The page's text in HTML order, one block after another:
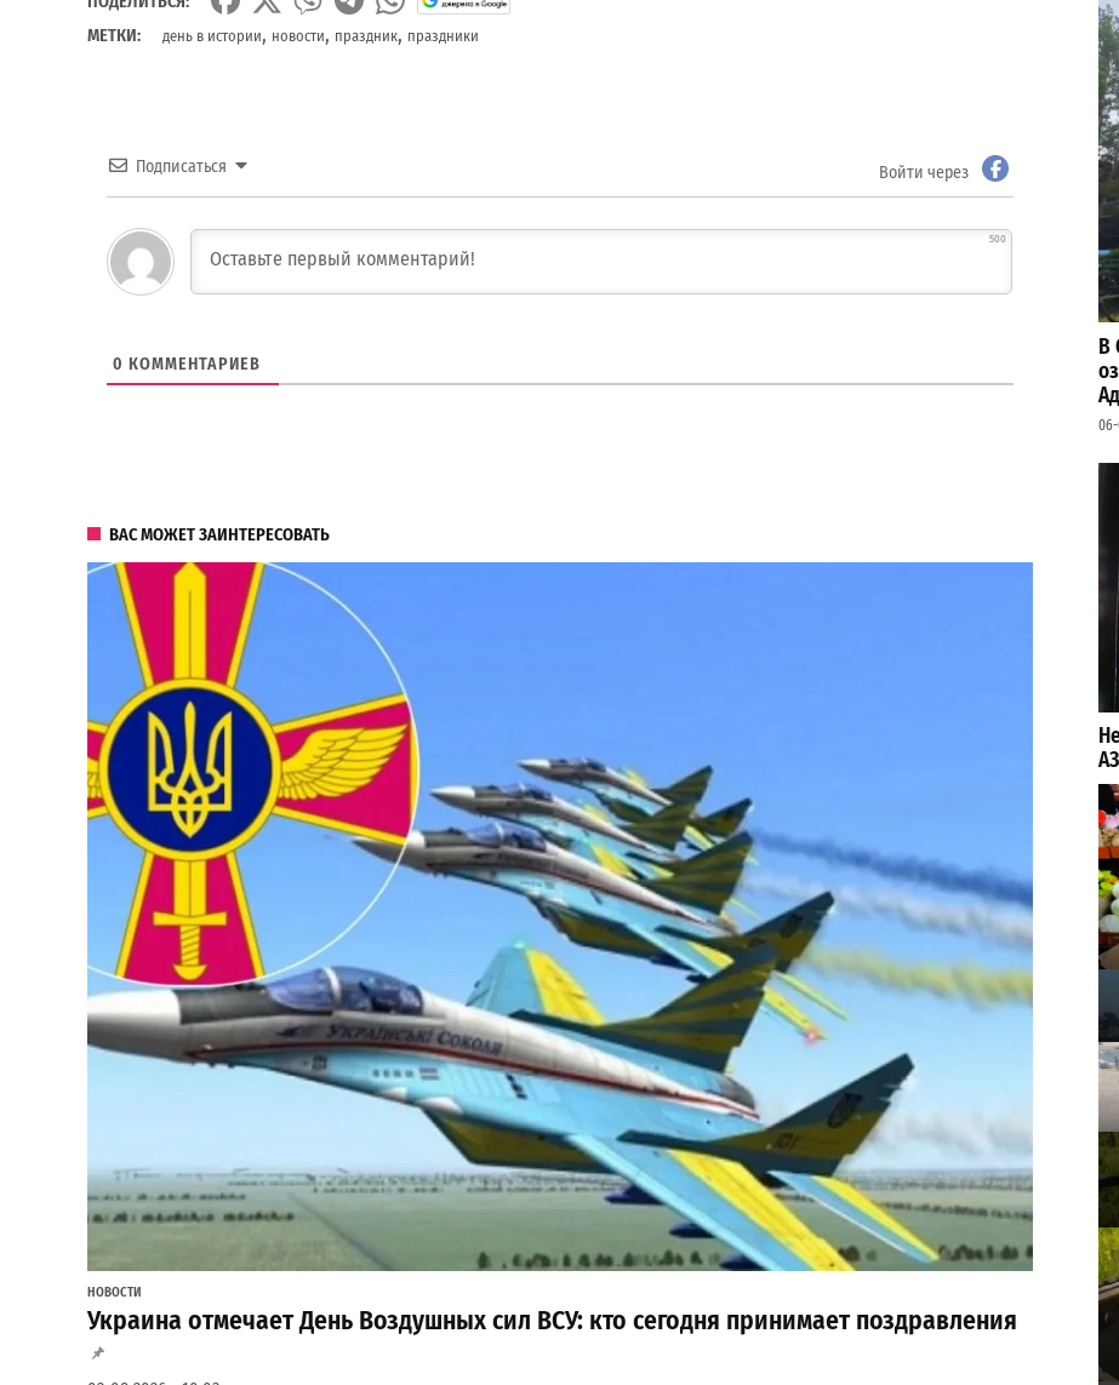
МЕТКИ:
день в истории, новости, праздник, праздники
Подписаться Войти через
500
0 КОММЕНТАРИЕВ
ВАС МОЖЕТ ЗАИНТЕРЕСОВАТЬ
НОВОСТИ
Украина отмечает День Воздушных сил ВСУ: кто сегодня принимает поздравления
В
06-